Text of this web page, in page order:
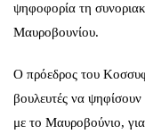
ψηφοφορία τη
Μαυροβουνίου.
Ο πρόεδρος του
βουλευτές να
με το Μαυροβούνιο,